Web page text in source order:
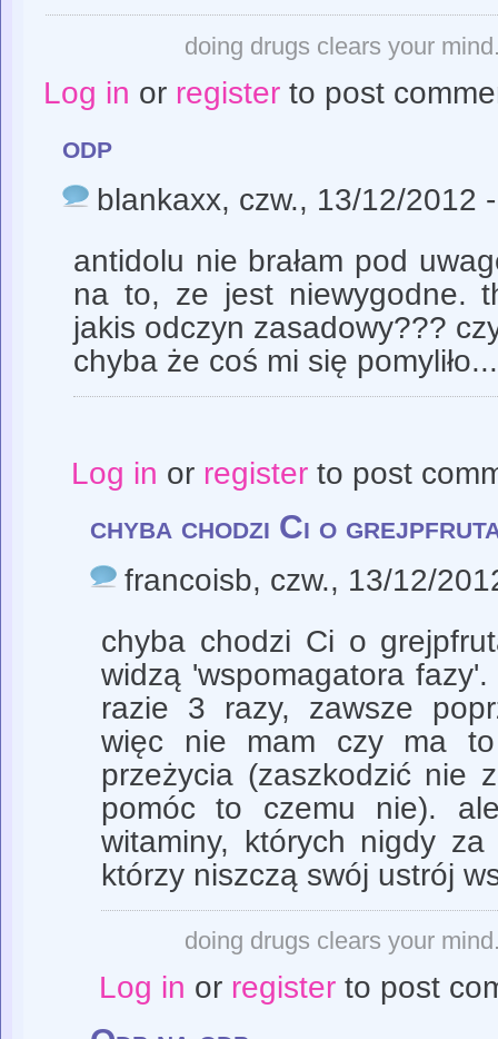
doing drugs clears your
Log in or registerto post
odp
blankaxx, czw., 13/12/2012
antidolu nie brałam pod
na to, ze jest niewygodne.
jakis odczyn zasadowy???
chyba że coś mi się
Log in or registerto post
chyba chodzi Ci o
francoisb, czw., 13/12/
chyba chodzi Ci o
widzą 'wspomagatora
razie 3 razy, zawsze
więc nie mam czy ma to
przeżycia (zaszkodzić nie
pomóc to czemu nie).
witaminy, których nigdy za
którzy niszczą swój ustrój
doing drugs clears your
Log in or registerto post